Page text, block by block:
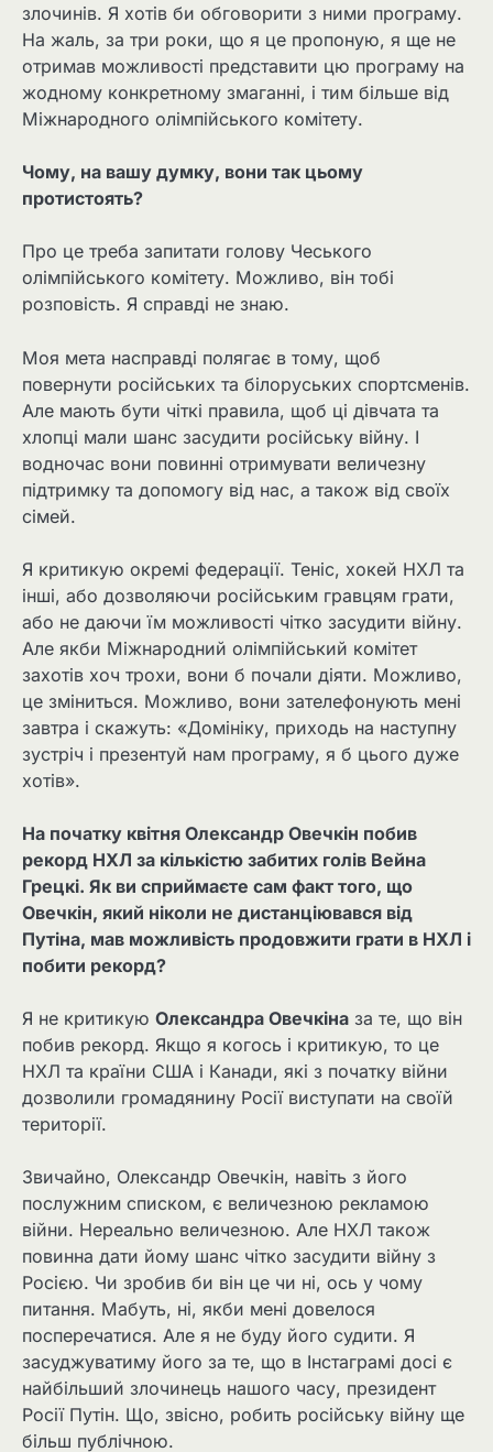
злочинів. Я хотів би обговорити з ними програму.
На жаль, за три роки, що я це пропоную, я ще не
отримав можливості представити цю програму на
жодному конкретному змаганні, і тим більше від
Міжнародного олімпійського комітету.
Чому, на вашу думку, вони так цьому
протистоять?
Про це треба запитати голову Чеського
олімпійського комітету. Можливо, він тобі
розповість. Я справді не знаю.
Моя мета насправді полягає в тому, щоб
повернути російських та білоруських спортсменів.
Але мають бути чіткі правила, щоб ці дівчата та
хлопці мали шанс засудити російську війну. І
водночас вони повинні отримувати величезну
підтримку та допомогу від нас, а також від своїх
сімей.
Я критикую окремі федерації. Теніс, хокей НХЛ та
інші, або дозволяючи російським гравцям грати,
або не даючи їм можливості чітко засудити війну.
Але якби Міжнародний олімпійський комітет
захотів хоч трохи, вони б почали діяти. Можливо,
це зміниться. Можливо, вони зателефонують мені
завтра і скажуть: «Домініку, приходь на наступну
зустріч і презентуй нам програму, я б цього дуже
хотів».
На початку квітня Олександр Овечкін побив
рекорд НХЛ за кількістю забитих голів Вейна
Грецкі. Як ви сприймаєте сам факт того, що
Овечкін, який ніколи не дистанціювався від
Путіна, мав можливість продовжити грати в НХЛ і
побити рекорд?
Я не критикую Олександра Овечкіна за те, що він
побив рекорд. Якщо я когось і критикую, то це
НХЛ та країни США і Канади, які з початку війни
дозволили громадянину Росії виступати на своїй
території.
Звичайно, Олександр Овечкін, навіть з його
послужним списком, є величезною рекламою
війни. Нереально величезною. Але НХЛ також
повинна дати йому шанс чітко засудити війну з
Росією. Чи зробив би він це чи ні, ось у чому
питання. Мабуть, ні, якби мені довелося
посперечатися. Але я не буду його судити. Я
засуджуватиму його за те, що в Інстаграмі досі є
найбільший злочинець нашого часу, президент
Росії Путін. Що, звісно, ​​робить російську війну ще
більш публічною.